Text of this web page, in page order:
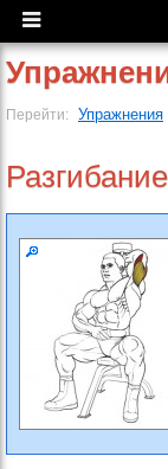
Перейти: Упражнения